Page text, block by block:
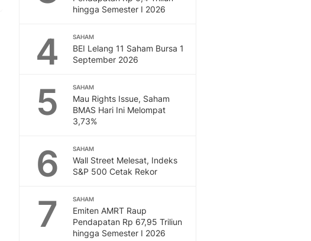
hingga Semester I 2026
4 SAHAM
BEI Lelang 11 Saham Bursa 1
September 2026
5 SAHAM
Mau Rights Issue, Saham
BMAS Hari Ini Melompat
3,73%
6 SAHAM
Wall Street Melesat, Indeks
S&P 500 Cetak Rekor
7 SAHAM
Emiten AMRT Raup
Pendapatan Rp 67,95 Triliun
hingga Semester I 2026